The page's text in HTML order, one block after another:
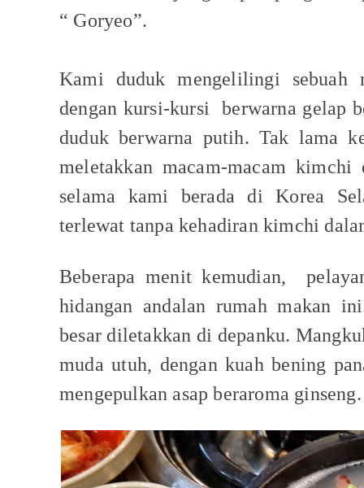
“ Goryeo”.
Kami duduk mengelilingi sebuah
dengan kursi-kursi
berwarna gelap
duduk berwarna putih. Tak lama
meletakkan macam-macam
selama kami berada di Korea
terlewat tanpa kehadiran kimchi
Beberapa menit kemudian,
hidangan andalan rumah makan
besar diletakkan di depanku.
muda utuh, dengan kuah bening
mengepulkan asap beraroma ginseng.